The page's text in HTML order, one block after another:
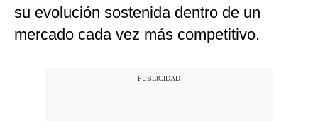
su evolución sostenida dentro de un
mercado cada vez más competitivo.